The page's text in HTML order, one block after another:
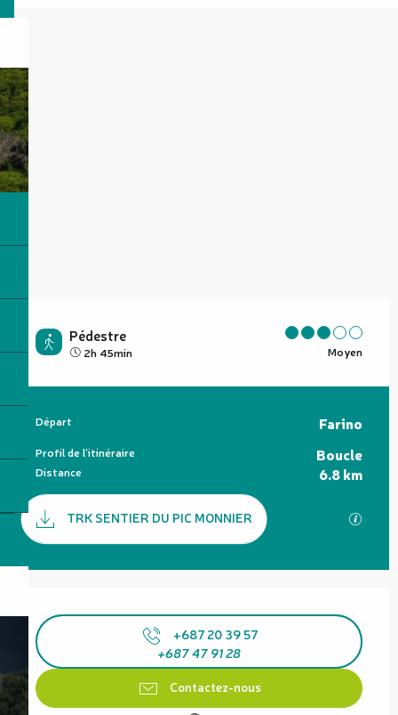
Pédestre
2h 45min Moyen
Informations pratiques
Départ Farino
Profil de l’itinéraire Boucle
Distance 6.8 km
DocumentationTRK SENTIER DU PIC MONNIER
+687 20 39 57
+687 47 91 28
Contactez-nous